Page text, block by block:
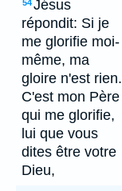
54Jésus
répondit: Si je
me glorifie moi-
même, ma
gloire n'est rien.
C'est mon Père
qui me glorifie,
lui que vous
dites être votre
Dieu,